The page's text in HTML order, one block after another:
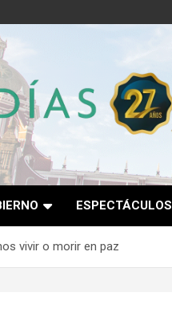
7 Días
ESPECTÁCULOS
vivir o morir en paz